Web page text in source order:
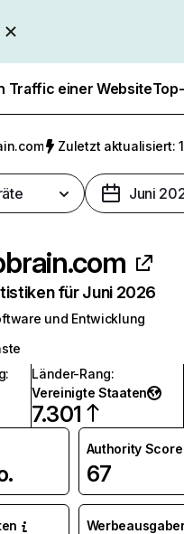
Traffic einer Website
Zuletzt aktualisiert:
Juni
für Juni 2026
und Entwicklung
:
Länder-Rang:
Vereinigte Staaten
7.301
Authority Score
67